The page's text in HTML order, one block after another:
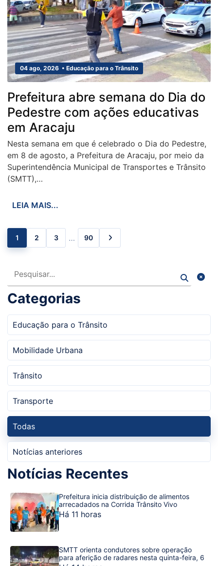
04 ago, 2026 • Educação para o Trânsito
Prefeitura abre semana do Dia do
Pedestre com ações educativas
em Aracaju
Nesta semana em que é celebrado o Dia do Pedestre,
em 8 de agosto, a Prefeitura de Aracaju, por meio da
Superintendência Municipal de Transportes e Trânsito
(SMTT),…
LEIA MAIS...
1 2 3 … 90
Categorias
Educação para o Trânsito
Mobilidade Urbana
Trânsito
Transporte
Todas
Notícias anteriores
Notícias Recentes
Prefeitura inicia distribuição de alimentos
arrecadados na Corrida Trânsito Vivo
Há 11 horas
SMTT orienta condutores sobre operação
para aferição de radares nesta quinta-feira, 6